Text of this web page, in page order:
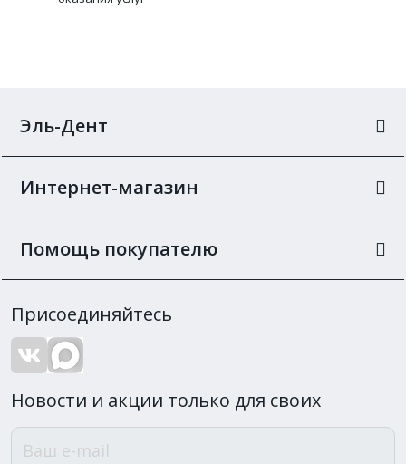
Эль-Дент
Интернет-магазин
Помощь покупателю
Присоединяйтесь
Новости и акции только для своих